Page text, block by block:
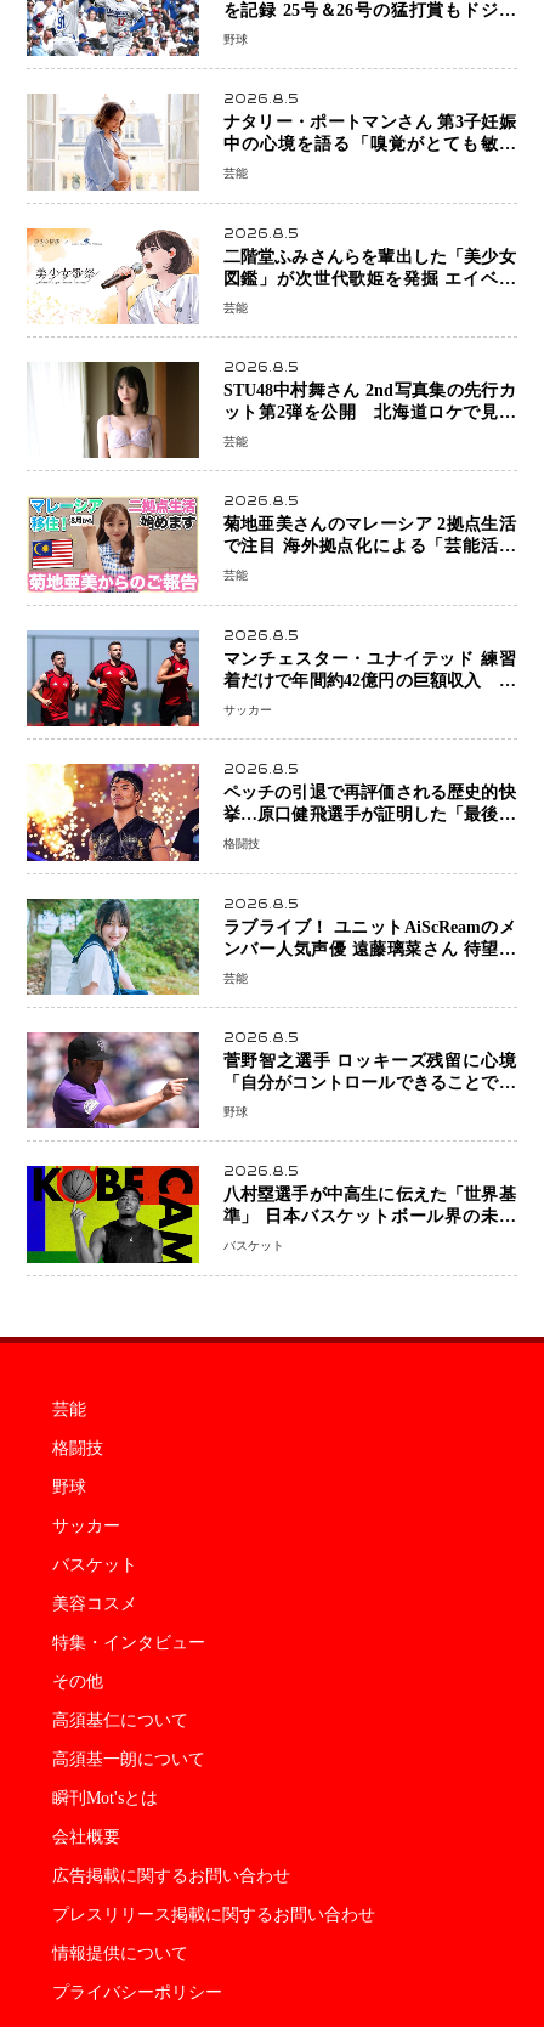
を記録 25号＆26号の猛打賞もドジャ
ースは今季ワーストの6連敗
野球
2026.8.5
ナタリー・ポートマンさん 第3子妊娠
中の心境を語る「嗅覚がとても敏感
に」マタニティフォトも公開
芸能
2026.8.5
二階堂ふみさんらを輩出した「美少女
図鑑」が次世代歌姫を発掘 エイベッ
クスと「美少女歌祭2026」開催決定
芸能
2026.8.5
STU48中村舞さん 2nd写真集の先行カ
ット第2弾を公開 北海道ロケで見せ
た“大人の魅力”と新たな挑戦
芸能
2026.8.5
菊地亜美さんのマレーシア 2拠点生活
で注目 海外拠点化による「芸能活動
と税務」の関係とは
芸能
2026.8.5
マンチェスター・ユナイテッド 練習
着だけで年間約42億円の巨額収入 世
界最高額級スポンサー契約が示すサッ
サッカー
2026.8.5
ペッチの引退で再評価される歴史的快
挙…原口健飛選手が証明した「最後に
勝ち切る力」
格闘技
2026.8.5
ラブライブ！ ユニットAiScReamのメ
ンバー人気声優 遠藤璃菜さん 待望の
1st写真集が10月6日発売決定！ 沖縄ロ
情まで収録
芸能
2026.8.5
菅野智之選手 ロッキーズ残留に心境
「自分がコントロールできることでは
ない」 トレード報道にも冷静な姿勢
野球
2026.8.5
八村塁選手が中高生に伝えた「世界基
準」 日本バスケットボール界の未来
を変える“練習の質”という哲学
バスケット
芸能
格闘技
野球
サッカー
バスケット
美容コスメ
特集・インタビュー
その他
高須基仁について
高須基一朗について
瞬刊Mot'sとは
会社概要
広告掲載に関するお問い合わせ
プレスリリース掲載に関するお問い合わせ
情報提供について
プライバシーポリシー